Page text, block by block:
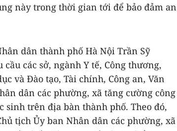
này trong thời gian tới để bảo đảm an
dân thành phố Hà Nội Trần Sỹ
các sở, ngành Y tế, Công thương,
và Đào tạo, Tài chính, Công an, Văn
dân các phường, xã tăng cường công
sinh trên địa bàn thành phố. Theo đó,
tịch Ủy ban Nhân dân các phường, xã